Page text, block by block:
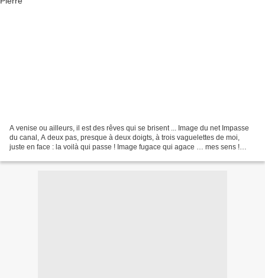
A venise ou ailleurs, il est des rêves qui se brisent ... Image du net Impasse
du canal, A deux pas, presque à deux doigts, à trois vaguelettes de moi,
juste en face : la voilà qui passe ! Image fugace qui agace … mes sens !